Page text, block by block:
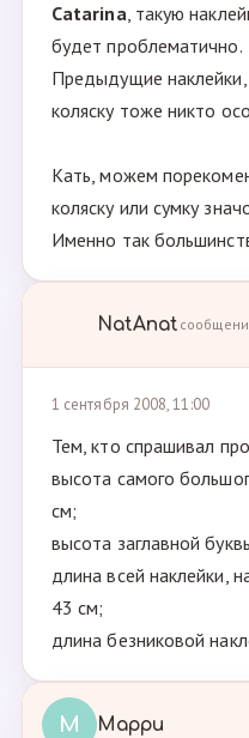
Catarina, такую
будет проблематично.
Предыдущие наклейки,
коляску тоже никто
Кать, можем
коляску или сумку
Именно так
NatAnat
1 сентября 2008, 11:00
Тем, кто спрашивал про
высота самого
см;
высота заглавной
длина всей наклейки,
43 см;
длина безниковой
М Марри